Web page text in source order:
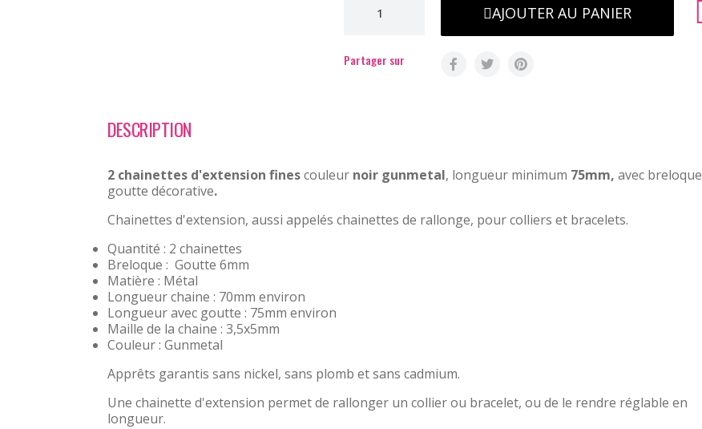
AJOUTER AU PANIER
Partager sur
DESCRIPTION
2 chainettes d'extension finescouleur noir gunmetal, longueur minimum 75mm, avec breloque
goutte décorative.
Chainettes d'extension, aussi appelés chainettes de rallonge, pour colliers et bracelets.
Quantité : 2 chainettes
Breloque : Goutte 6mm
Matière : Métal
Longueur chaine : 70mm environ
Longueur avec goutte : 75mm environ
Maille de la chaine : 3,5x5mm
Couleur : Gunmetal
Apprêts garantis sans nickel, sans plomb et sans cadmium.
Une chainette d'extension permet de rallonger un collier ou bracelet, ou de le rendre réglable en
longueur.